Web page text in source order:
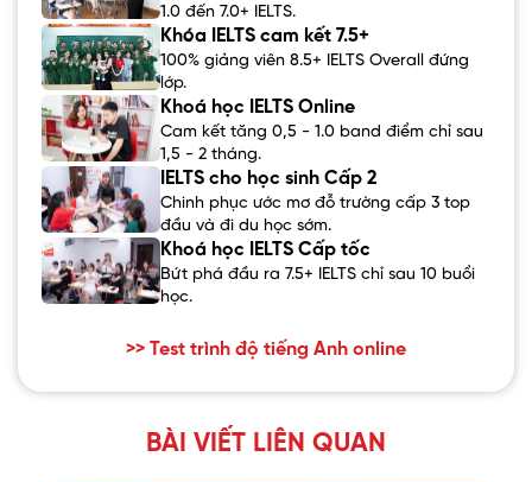
1.0 đến 7.0+ IELTS.
Khóa IELTS cam kết 7.5+
100% giảng viên 8.5+ IELTS Overall đứng
lớp.
Khoá học IELTS Online
Cam kết tăng 0,5 - 1.0 band điểm chỉ sau
1,5 - 2 tháng.
IELTS cho học sinh Cấp 2
Chinh phục ước mơ đỗ trường cấp 3 top
đầu và đi du học sớm.
Khoá học IELTS Cấp tốc
Bứt phá đầu ra 7.5+ IELTS chỉ sau 10 buổi
học.
>> Test trình độ tiếng Anh online
BÀI VIẾT LIÊN QUAN